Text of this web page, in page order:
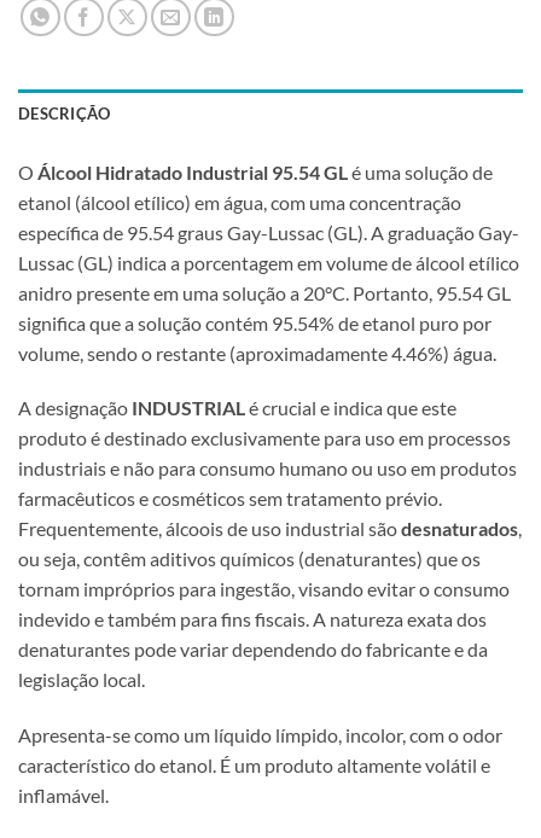
DESCRIÇÃO
O Álcool Hidratado Industrial 95.54 GL é uma solução de
etanol (álcool etílico) em água, com uma concentração
específica de 95.54 graus Gay-Lussac (GL). A graduação Gay-
Lussac (GL) indica a porcentagem em volume de álcool etílico
anidro presente em uma solução a 20°C. Portanto, 95.54 GL
significa que a solução contém 95.54% de etanol puro por
volume, sendo o restante (aproximadamente 4.46%) água.
A designação INDUSTRIALé crucial e indica que este
produto é destinado exclusivamente para uso em processos
industriais e não para consumo humano ou uso em produtos
farmacêuticos e cosméticos sem tratamento prévio.
Frequentemente, álcoois de uso industrial sãodesnaturados,
ou seja, contêm aditivos químicos (denaturantes) que os
tornam impróprios para ingestão, visando evitar o consumo
indevido e também para fins fiscais. A natureza exata dos
denaturantes pode variar dependendo do fabricante e da
legislação local.
Apresenta-se como um líquido límpido, incolor, com o odor
característico do etanol. É um produto altamente volátil e
inflamável.